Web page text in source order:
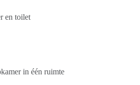
en toilet
in één ruimte